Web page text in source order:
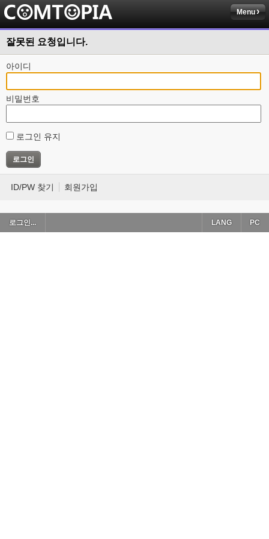
Menu
잘못된 요청입니다.
아이디
비밀번호
로그인 유지
ID/PW 찾기 회원가입
로그인... PC
LANG